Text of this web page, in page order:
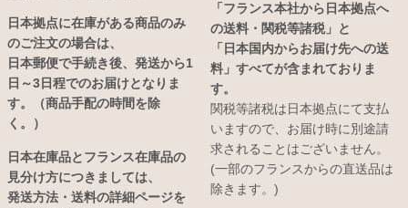
日本拠点に在庫がある商品のみ
のご注文の場合は、
日本郵便で手続き後、発送から1
日～3日程でのお届けとなりま
す。（商品手配の時間を除
く。）
日本在庫品とフランス在庫品の
見分け方につきましては、
発送方法・送料の詳細ページを
「フランス本社から日本拠点へ
の送料・関税等諸税」と
「日本国内からお届け先への送
料」すべてが含まれておりま
す。
関税等諸税は日本拠点にて支払
いますので、お届け時に別途請
求されることはございません。
(一部のフランスからの直送品は
除きます。)